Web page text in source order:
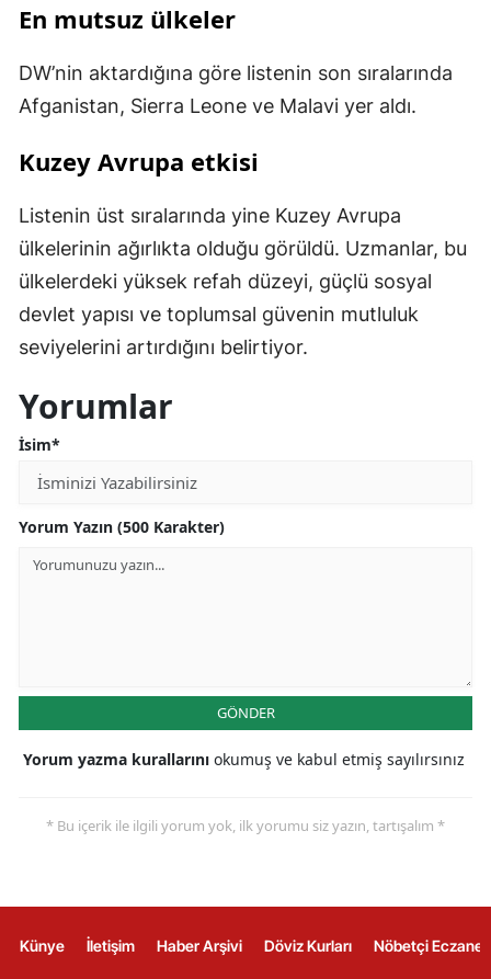
En mutsuz ülkeler
DW’nin aktardığına göre listenin son sıralarında
Afganistan, Sierra Leone ve Malavi yer aldı.
Kuzey Avrupa etkisi
Listenin üst sıralarında yine Kuzey Avrupa
ülkelerinin ağırlıkta olduğu görüldü. Uzmanlar, bu
ülkelerdeki yüksek refah düzeyi, güçlü sosyal
devlet yapısı ve toplumsal güvenin mutluluk
seviyelerini artırdığını belirtiyor.
Yorumlar
İsim*
Yorum Yazın (500 Karakter)
GÖNDER
Yorum yazma kurallarını okumuş ve kabul etmiş sayılırsınız
* Bu içerik ile ilgili yorum yok, ilk yorumu siz yazın, tartışalım *
Künye İletişim Haber Arşivi Döviz Kurları Nöbetçi